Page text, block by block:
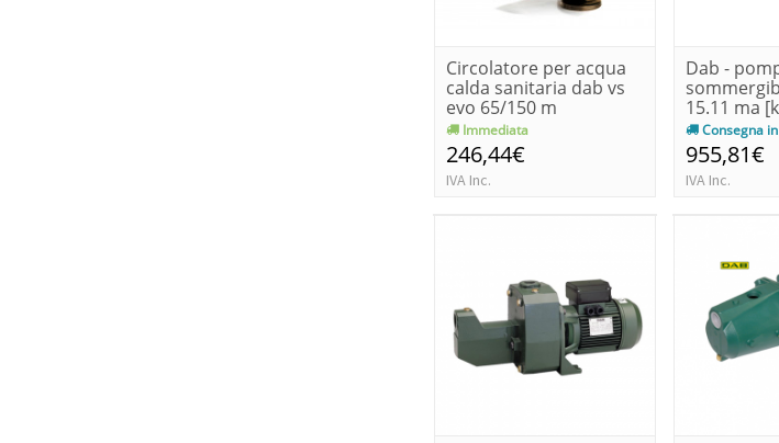
Circolatore per acqua
calda sanitaria dab vs
evo 65/150 m
Immediata
246,44€
IVA Inc.
Dab -
15.11 ma
hp]Consegna
955,81€
IVA Inc.